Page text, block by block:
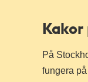
På
fungera